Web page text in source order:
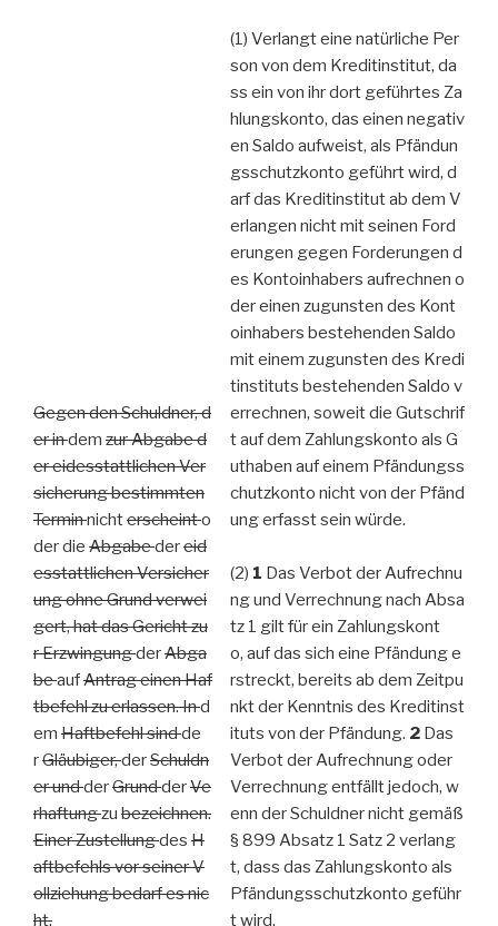
Gegen den Schuldner, d
er indem zur Abgabe d
er eidesstattlichen Ver
sicherung bestimmten
Terminnichterscheinto
der die Abgabedereid
esstattlichen Versicher
ung ohne Grund verwei
gert, hat das Gericht zu
r ErzwingungderAbga
beaufAntrag einen Haf
tbefehl zu erlassen. Ind
em Haftbefehl sindde
rGläubiger,derSchuldn
er undderGrundderVe
rhaftungzu bezeichnen.
Einer Zustellungdes H
aftbefehls vor seiner V
ollziehung bedarf es nic
ht.
(1) Verlangt eine natürliche Per
son von dem Kreditinstitut, da
ss ein von ihr dort geführtes Za
hlungskonto, das einen negativ
en Saldo aufweist, als Pfändun
gsschutzkonto geführt wird, d
arf das Kreditinstitut ab dem V
erlangen nicht mit seinen Ford
erungen gegen Forderungen d
es Kontoinhabers aufrechnen o
der einen zugunsten des Kont
oinhabers bestehenden Saldo
mit einem zugunsten des Kredi
tinstituts bestehenden Saldo v
errechnen, soweit die Gutschrif
t auf dem Zahlungskonto als G
uthaben auf einem Pfändungss
chutzkonto nicht von der Pfänd
ung erfasst sein würde.
(2) 1 Das Verbot der Aufrechnu
ng und Verrechnung nach Absa
tz 1 gilt für ein Zahlungskont
o, auf das sich eine Pfändung e
rstreckt, bereits ab dem Zeitpu
nkt der Kenntnis des Kreditinst
ituts von der Pfändung. 2Das
Verbot der Aufrechnung oder
Verrechnung entfällt jedoch, w
enn der Schuldner nicht gemäß
§ 899 Absatz 1 Satz 2 verlang
t, dass das Zahlungskonto als
Pfändungsschutzkonto geführ
t wird.